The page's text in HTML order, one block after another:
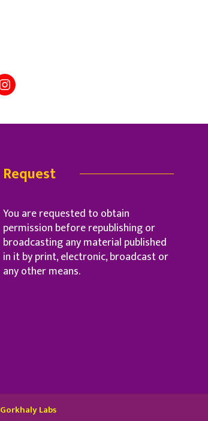
Request
You are requested to obtain
permission before republishing or
broadcasting any material published
in it by print, electronic, broadcast or
any other means.
Gorkhaly Labs